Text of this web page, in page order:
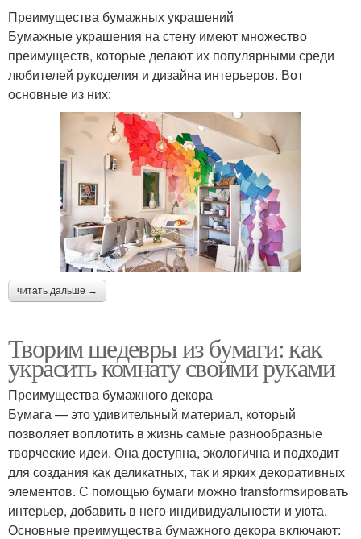
Преимущества бумажных украшений
Бумажные украшения на стену имеют множество
преимуществ, которые делают их популярными среди
любителей рукоделия и дизайна интерьеров. Вот
основные из них:
читать дальше →
Творим шедевры из бумаги: как
украсить комнату своими руками
Преимущества бумажного декора
Бумага — это удивительный материал, который
позволяет воплотить в жизнь самые разнообразные
творческие идеи. Она доступна, экологична и подходит
для создания как деликатных, так и ярких декоративных
элементов. С помощью бумаги можно transformsировать
интерьер, добавить в него индивидуальности и уюта.
Основные преимущества бумажного декора включают: